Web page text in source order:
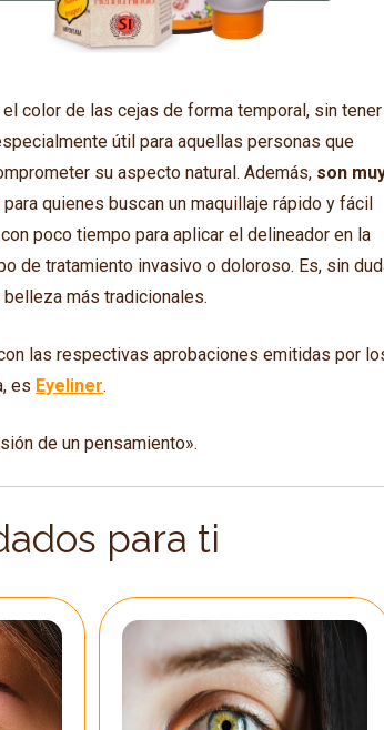
color de las cejas de forma temporal, sin tener
útil para aquellas personas que
su aspecto natural. Además, son
quienes buscan un maquillaje rápido y fácil
poco tiempo para aplicar el delineador en la
de tratamiento invasivo o doloroso. Es, sin
más tradicionales.
las respectivas aprobaciones emitidas por
es Eyeliner.
de un pensamiento».
para ti